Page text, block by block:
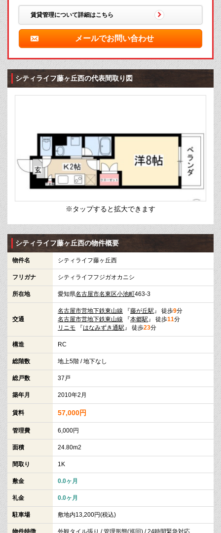
賃貸管理について詳細はこちら
メールでお問い合わせ
シティライフ藤ヶ丘西の代表間取り図
※タップすると拡大できます
シティライフ藤ヶ丘西の物件概要
物件名 シティライフ藤ヶ丘西
フリガナ シティライフフジガオカニシ
所在地 愛知県名古屋市名東区小池町463-3
交通
名古屋市営地下鉄東山線 『藤が丘駅 』 徒歩9分
名古屋市営地下鉄東山線 『本郷駅 』 徒歩11分
リニモ 『はなみずき通駅 』 徒歩23分
構造 RC
総階数 地上5階 / 地下なし
総戸数 37戸
築年月 2010年2月
賃料 57,000円
管理費 6,000円
面積 24.80m2
間取り 1K
敷金 0.0ヶ月
礼金 0.0ヶ月
駐車場 敷地内13,200円(税込)
物件特徴 外観タイル張り / 管理形態(巡回) / 24時間緊急対応